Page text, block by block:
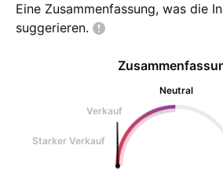
Eine Zusammenfassung, was die
suggerieren.
Neutral
Verkauf
Starker Verkauf